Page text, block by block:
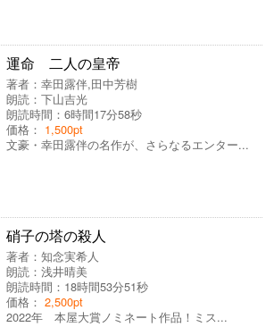
運命 二人の皇帝
著者：幸田露伴,田中芳樹
朗読：下山吉光
朗読時間：6時間17分58秒
価格： 1,500pt
文豪・幸田露伴の名作が、さらなるエンター...
硝子の塔の殺人
著者：知念実希人
朗読：浅井晴美
朗読時間：18時間53分51秒
価格：2,500pt
2022年 本屋大賞ノミネート作品！ミス...